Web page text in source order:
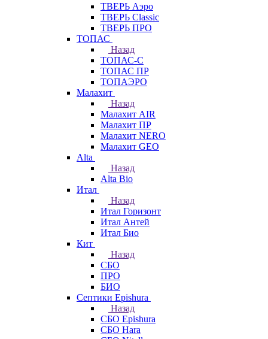
ТВЕРЬ Аэро
ТВЕРЬ Classic
ТВЕРЬ ПРО
ТОПАС
Назад
ТОПАС-С
ТОПАС ПР
ТОПАЭРО
Малахит
Назад
Малахит AIR
Малахит ПР
Малахит NERO
Малахит GEO
Alta
Назад
Alta Bio
Итал
Назад
Итал Горизонт
Итал Антей
Итал Био
Кит
Назад
СБО
ПРО
БИО
Септики Epishura
Назад
СБО Epishura
СБО Hara